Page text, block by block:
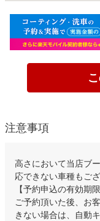
注意事項
高さにおいて当店ブ
応できない車種もござ
【予約申込の有効期限
ご予約頂いた後、お
きない場合は、自動